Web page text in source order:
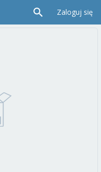
Zaloguj się